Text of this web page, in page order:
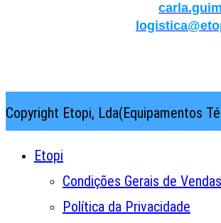
Copyright Etopi, Lda(Equipamentos
Etopi
Condições Gerais de Vendas
Política da Privacidade